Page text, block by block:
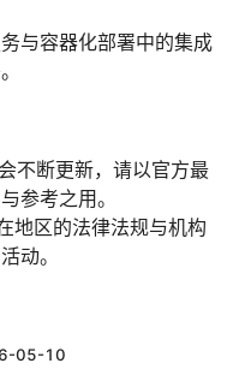
与容器化部署中的集成
不断更新，请以官方最
参考之用。
地区的法律法规与机构
动。
05-10